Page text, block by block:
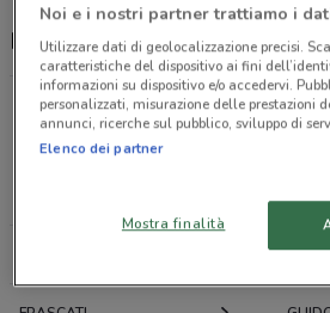
Mondo Baby, offerte e negozi
Offerte volantini e cataloghi per
Noi e i nostri partner trattiamo i
Utilizzare dati di geolocalizzazione precisi.
caratteristiche del dispositivo ai fini
informazioni su dispositivo e/o accedervi.
personalizzati, misurazione delle prestazioni
annunci, ricerche sul pubblico, sviluppo di
Elenco dei partner
Mostra finalità